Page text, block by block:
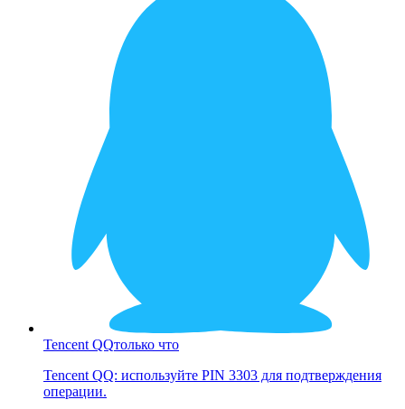
Tencent QQтолько что
Tencent QQ: используйте PIN 3303 для подтверждения
операции.